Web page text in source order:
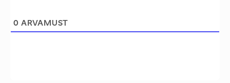
0 ARVAMUST